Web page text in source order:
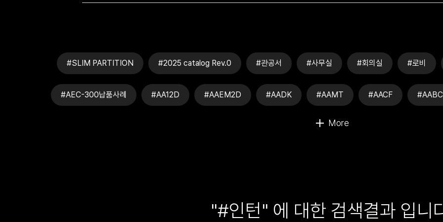
#SLIM PARTITION #2025 catalog Rev.0 #관공서 #사무실 #회의실 #로비
#AEC-300납품사례 #AA12D #AAEM2D #AADK #AAMT #AACF #AABC
"#인턴" 에 대한 검색결과 입니